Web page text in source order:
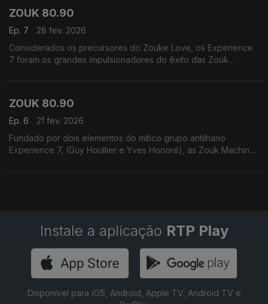
ZOUK 80.90
Ep. 7
28 fev. 2026
Considerados os precursores do Zouke Love, os Experience
7 foram os grandes impulsionadores do êxito das Zouk
ZOUK 80.90
Ep. 6
21 fev. 2026
Fundado por dois elementos do mítico grupo antilhano
Experience 7, (Guy Houllier e Yves Honoré), as Zouk Machine
Instale a aplicação RTP Play
Disponível para iOS, Android, Apple TV, Android TV e